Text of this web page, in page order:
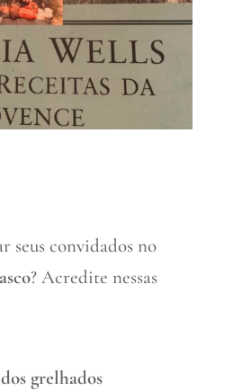
seus convidados no
? Acredite nessas
grelhados